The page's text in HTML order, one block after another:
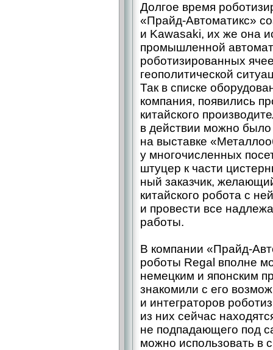
Долгое время
«Прайд-­Автоматикс»
и Kawasaki, их же она
промышленной
роботизированных
геополитической
Так в списке
компания, появились
китайского
в действии можно
на выставке
у многочисленных
штуцер к части
ный заказчик,
китайского робота с
и провести все
работы.
В компании «Прайд-­
роботы Regal вполне
немецким и японским
знакомили с его
и интеграторов
из них сейчас
не подпадающего под
можно использовать в